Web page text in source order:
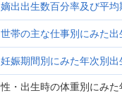
嫡出出生数百分率及び平均
世帯の主な仕事別にみた
妊娠期間別にみた年次別
性・出生時の体重別にみ